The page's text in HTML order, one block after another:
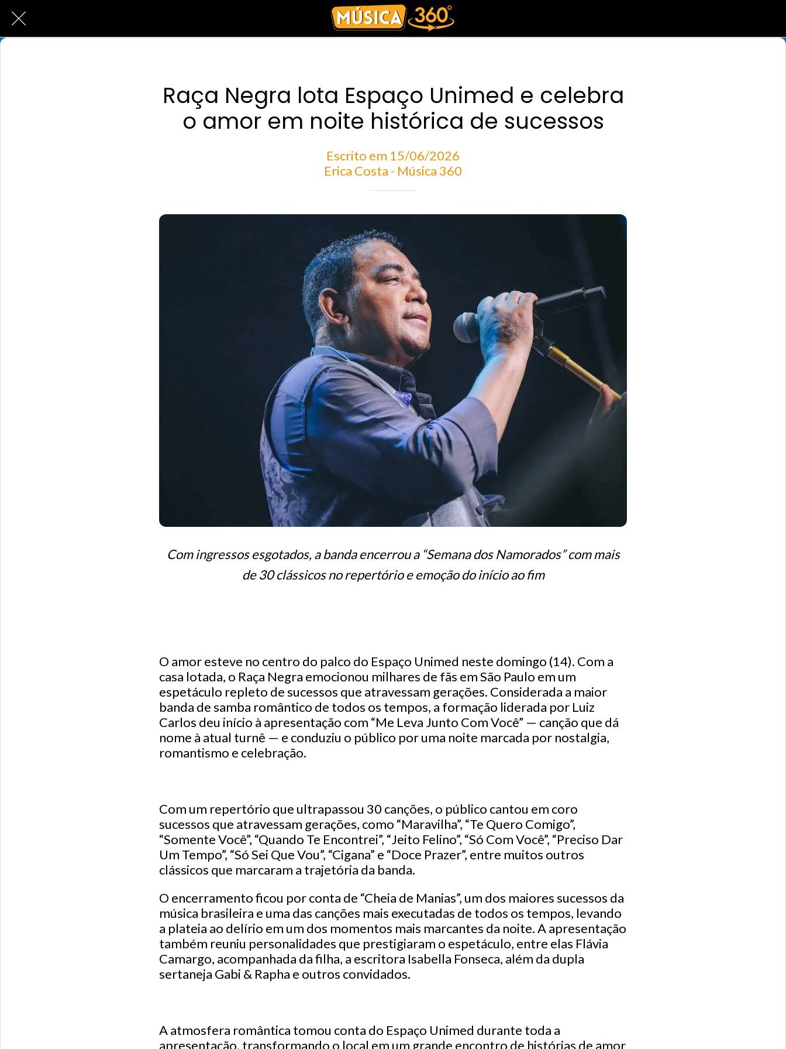
Raça Negra lota Espaço Unimed e celebra
o amor em noite histórica de sucessos
Escrito em 15/06/2026
Erica Costa - Música 360
Com ingressos esgotados, a banda encerrou a “Semana dos Namorados” com mais
de 30 clássicos no repertório e emoção do início ao fim
O amor esteve no centro do palco do Espaço Unimed neste domingo (14). Com a
casa lotada, o Raça Negra emocionou milhares de fãs em São Paulo em um
espetáculo repleto de sucessos que atravessam gerações. Considerada a maior
banda de samba romântico de todos os tempos, a formação liderada por Luiz
Carlos deu início à apresentação com “Me Leva Junto Com Você” — canção que dá
nome à atual turnê — e conduziu o público por uma noite marcada por nostalgia,
romantismo e celebração.
Com um repertório que ultrapassou 30 canções, o público cantou em coro
sucessos que atravessam gerações, como “Maravilha”, “Te Quero Comigo”,
“Somente Você”, “Quando Te Encontrei”, “Jeito Felino”, “Só Com Você”, “Preciso Dar
Um Tempo”, “Só Sei Que Vou”, “Cigana” e “Doce Prazer”, entre muitos outros
clássicos que marcaram a trajetória da banda.
O encerramento ficou por conta de “Cheia de Manias”, um dos maiores sucessos da
música brasileira e uma das canções mais executadas de todos os tempos, levando
a plateia ao delírio em um dos momentos mais marcantes da noite. A apresentação
também reuniu personalidades que prestigiaram o espetáculo, entre elas Flávia
Camargo, acompanhada da filha, a escritora Isabella Fonseca, além da dupla
sertaneja Gabi & Rapha e outros convidados.
A atmosfera romântica tomou conta do Espaço Unimed durante toda a
apresentação, transformando o local em um grande encontro de histórias de amor